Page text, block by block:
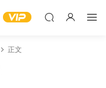
正文